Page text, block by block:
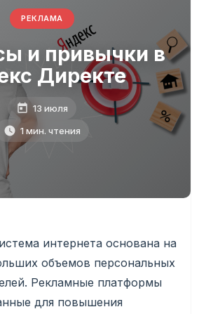
РЕКЛАМА
и привычки в
Директе
13 июля
1 мин. чтения
интернета основана на
объемов персональных
Рекламные платформы
для повышения